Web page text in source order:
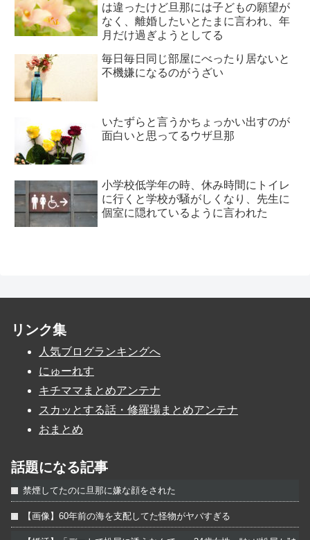
は違ったけど旦那には子どもの願望が
なく、離婚したいとたまに言われ、年
月だけ過ぎようとしてる
毎日毎日同じ部屋にべったり居ないと
不機嫌になるのがうざい
いたずらと言うかちょっかい出すのが
面白いと思ってるウザ旦那
小学校低学年の時、休み時間にトイレ
に行くと学校が騒がしくなり、先生に
個室に隠れているように言われた
リンク集
人気ブログランキングへ
にゅーれす
キチママまとめアンテナ
スカッとする話・修羅場まとめアンテナ
おまとめ
話題になる記事
禁煙してたのに旦那に嫌な顔をされた
【画像】60年前の海を支配してた怪物がヤバすぎる